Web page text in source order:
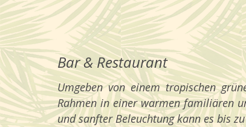
Bar & Restaurant
Umgeben von einem tropischen
Rahmen in einer warmen familiären
und sanfter Beleuchtung kann es bis